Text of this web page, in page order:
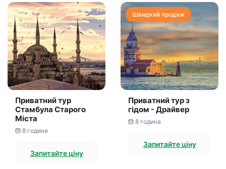
Приватний тур
Стамбула Старого
Міста
8 година
Запитайте ціну
Швидкий продаж
Приватний тур з
гідом - Драйвер
8 година
Запитайте ціну